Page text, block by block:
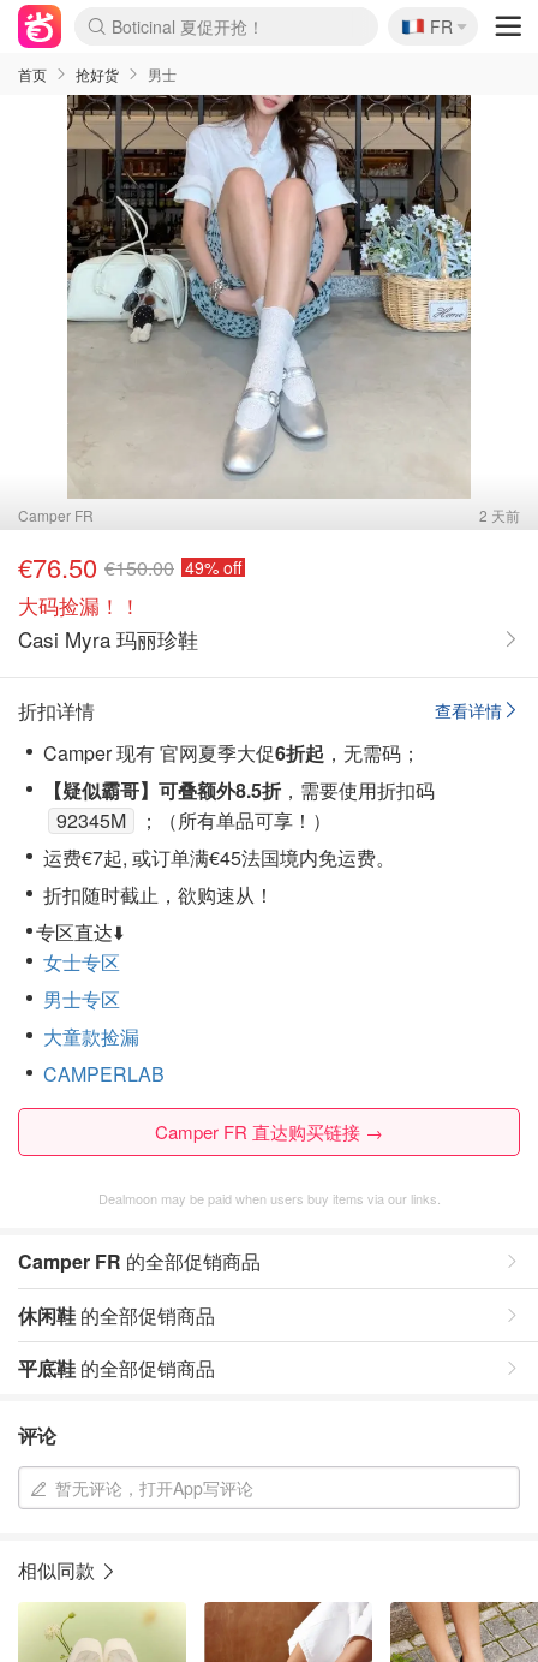
4折！lulu周四疯狂上新
还没结束！&OtherStories大促
Joybuy变相75折 随时失效
速领！Stanley独家85折
疑似霸哥！Camper额外叠85折
Zalando 奥莱闪促！每日更新
Moncler反季囤！5折起+叠9折
Coach Brooklyn仅€192
🇫🇷
FR
首页 抢好货 男士
Camper FR 2 天前
€76.50 €150.00 49% off
大码捡漏！！
Casi Myra 玛丽珍鞋
查看详情
折扣详情
Camper 现有 官网夏季大促6折起 ，无需码；
【疑似霸哥】 可叠额外8.5折 ，需要使用折扣码
92345M
；（所有单品可享！）
运费€7起, 或订单满€45法国境内免运费。
折扣随时截止，欲购速从！
专区直达⬇️
女士专区
男士专区
大童款捡漏
CAMPERLAB
Camper FR 直达购买链接 →
Dealmoon may be paid when users buy items via our links.
Camper FR 的全部促销商品
休闲鞋 的全部促销商品
平底鞋 的全部促销商品
评论
暂无评论，打开App写评论
相似同款